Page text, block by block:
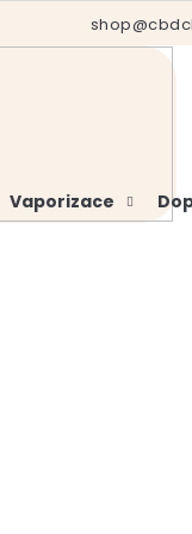
Hodnocení obchodu
Vaporizace